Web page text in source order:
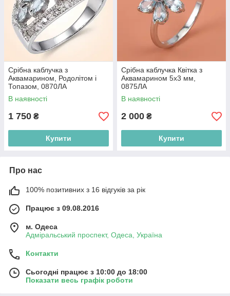
Срібна каблучка з
Аквамарином, Родолітом і
Топазом, 0870ЛА
В наявності
1 750 ₴
Купити
Срібна каблучка Квітка з
Аквамарином 5х3 мм,
0875ЛА
В наявності
2 000 ₴
Купити
Про нас
100% позитивних з 16 відгуків за рік
Працює з 09.08.2016
м. Одеса
Адміральський проспект, Одеса, Україна
Контакти
Сьогодні працює з 10:00 до 18:00
Показати весь графік роботи